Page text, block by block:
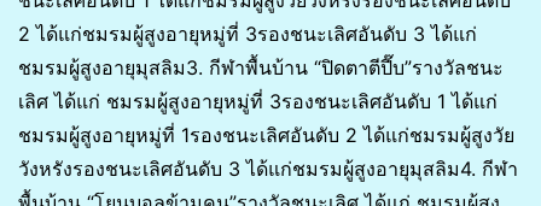
2 ได้แก่ชมรมผู้สูงอายุหมู่ที่ 3รองชนะเลิศอันดับ 3 ได้แก่
ชมรมผู้สูงอายุมุสลิม3. กีฬาพื้นบ้าน “ปิดตาตีปี๊บ”รางวัลชนะ
เลิศ ได้แก่ ชมรมผู้สูงอายุหมู่ที่ 3รองชนะเลิศอันดับ 1 ได้แก่
ชมรมผู้สูงอายุหมู่ที่ 1รองชนะเลิศอันดับ 2 ได้แก่ชมรมผู้สูงวัย
วังหรังรองชนะเลิศอันดับ 3 ได้แก่ชมรมผู้สูงอายุมุสลิม4. กีฬา